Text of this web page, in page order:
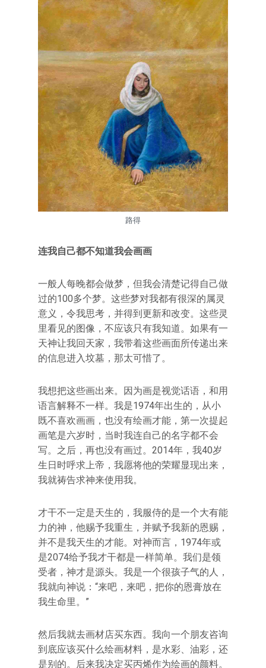
路得
连我自己都不知道我会画画
一般人每晚都会做梦，但我会清楚记得自己做
过的100多个梦。这些梦对我都有很深的属灵
意义，令我思考，并得到更新和改变。这些灵
里看见的图像，不应该只有我知道。如果有一
天神让我回天家，我带着这些画面所传递出来
的信息进入坟墓，那太可惜了。
我想把这些画出来。因为画是视觉话语，和用
语言解释不一样。我是1974年出生的，从小
既不喜欢画画，也没有绘画才能，第一次提起
画笔是六岁时，当时我连自己的名字都不会
写。之后，再也没有画过。2014年，我40岁
生日时呼求上帝，我愿将他的荣耀显现出来，
我就祷告求神来使用我。
才干不一定是天生的，我服侍的是一个大有能
力的神，他赐予我重生，并赋予我新的恩赐，
并不是我天生的才能。对神而言，1974年或
是2074给予我才干都是一样简单。我们是领
受者，神才是源头。我是一个很孩子气的人，
我就向神说：“来吧，来吧，把你的恩膏放在
我生命里。”
然后我就去画材店买东西。我向一个朋友咨询
到底应该买什么绘画材料，是水彩、油彩，还
是别的。后来我决定买丙烯作为绘画的颜料。